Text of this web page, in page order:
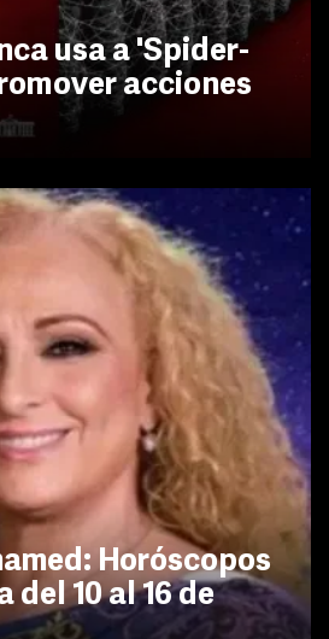
usa a 'Spider-
acciones
Horóscopos
del 10 al 16 de